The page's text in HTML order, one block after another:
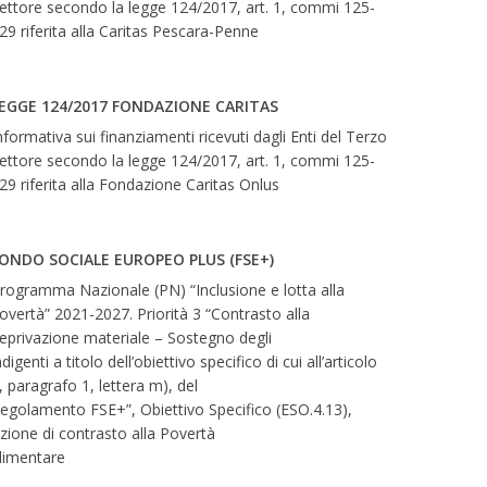
secondo la legge 124/2017, art. 1, commi 125-
riferita alla Caritas Pescara-Penne
124/2017 FONDAZIONE CARITAS
sui finanziamenti ricevuti dagli Enti del Terzo
secondo la legge 124/2017, art. 1, commi 125-
riferita alla Fondazione Caritas Onlus
SOCIALE EUROPEO PLUS (FSE+)
Nazionale (PN) “Inclusione e lotta alla
2021-2027. Priorità 3 “Contrasto alla
materiale – Sostegno degli
a titolo dell’obiettivo specifico di cui all’articolo
paragrafo 1, lettera m), del
FSE+”, Obiettivo Specifico (ESO.4.13),
di contrasto alla Povertà